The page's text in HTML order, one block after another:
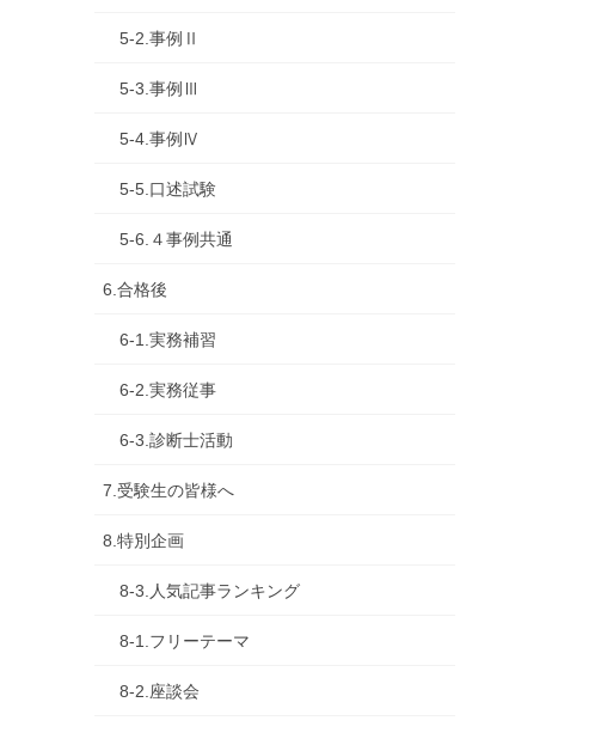
5-2.事例Ⅱ
5-3.事例Ⅲ
5-4.事例Ⅳ
5-5.口述試験
5-6.４事例共通
6.合格後
6-1.実務補習
6-2.実務従事
6-3.診断士活動
7.受験生の皆様へ
8.特別企画
8-3.人気記事ランキング
8-1.フリーテーマ
8-2.座談会